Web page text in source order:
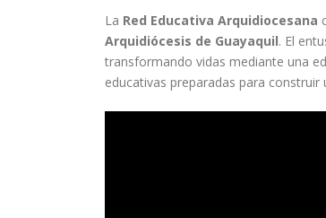
La Red Educativa Arquidiocesana
Arquidiócesis de Guayaquil. El
transformando vidas mediante una
educativas preparadas para